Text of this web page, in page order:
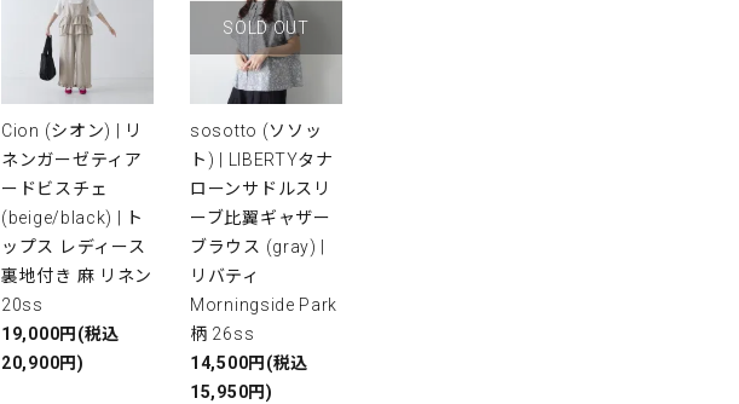
Cion (シオン) | リ
ネンガーゼティア
ードビスチェ
(beige/black) | ト
ップス レディース
裏地付き 麻 リネン
20ss
19,000円(税込
20,900円)
SOLD OUT
sosotto (ソソッ
ト) | LIBERTYタナ
ローンサドルスリ
ーブ比翼ギャザー
ブラウス (gray) |
リバティ
Morningside Park
柄 26ss
14,500円(税込
15,950円)